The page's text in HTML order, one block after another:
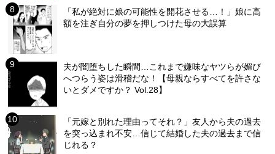
「私が絶対に娘の可能性を開花させる…！」娘に高
額を注ぎ自分の夢を押しつけた母の大誤算
夫が闇堕ちした瞬間…これまで嫌味なヤツらが媚び
へつらう姿は滑稽だな！【母親ならすべてを許さな
いとダメですか？ Vol.28】
「元嫁と別れた理由ってそれ？」友人から夫の過去
を突っ込まれ不安…信じて結婚した夫の過去まで信
じれる？